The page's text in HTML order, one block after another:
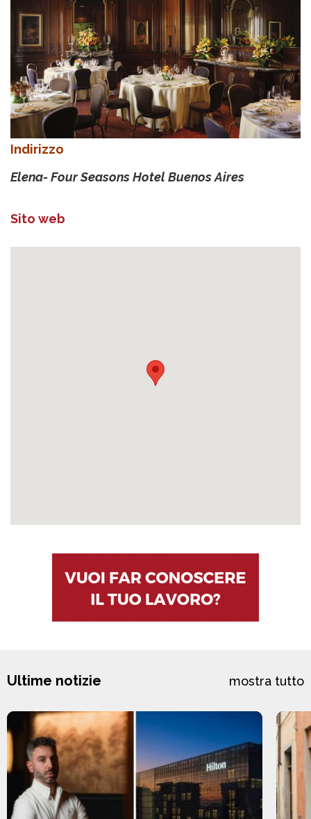
Indirizzo
Elena- Four Seasons Hotel Buenos Aires
Sito web
Ultime notizie mostra tutto